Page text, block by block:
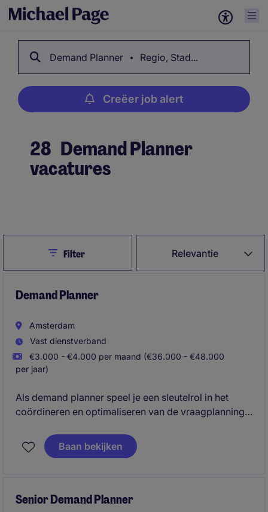
Demand Planner Regio, Stad...
Creëer job alert
28 Demand Planner
vacatures
Relevantie
CloseFilter
Demand Planner
Amsterdam
Vast dienstverband
€3.000 - €4.000 per maand (€36.000 - €48.000
per jaar)
Als demand planner speel je een sleutelrol in het
coördineren en optimaliseren van de vraagplanning.
klanten tijdig worden bediend.
Baan bekijken
Senior Demand Planner